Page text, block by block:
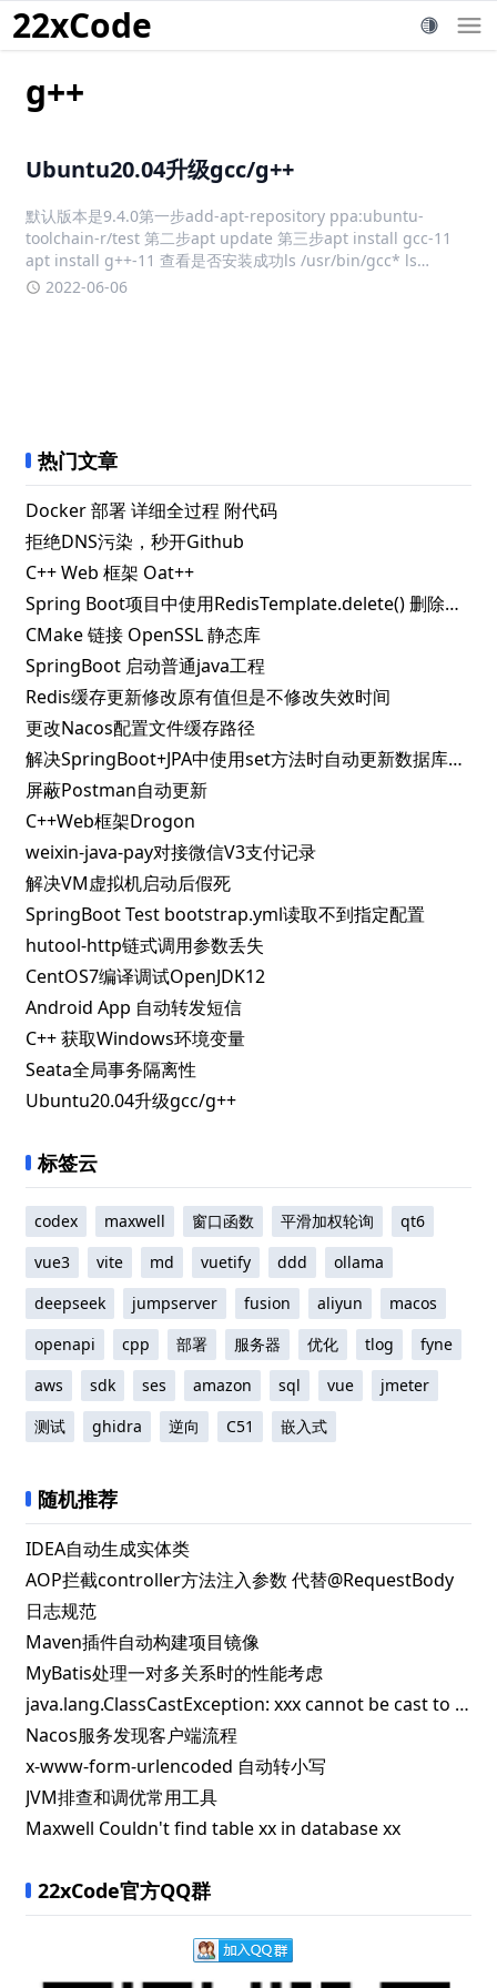
22xCode
g++
Ubuntu20.04升级gcc/g++
默认版本是9.4.0第一步add-apt-repository ppa:ubuntu-
toolchain-r/test 第二步apt update 第三步apt install gcc-11
apt install g++-11 查看是否安装成功ls /usr/bin/gcc* ls
/usr/bi
2022-06-06
热门文章
Docker 部署 详细全过程 附代码
拒绝DNS污染，秒开Github
C++ Web 框架 Oat++
Spring Boot项目中使用RedisTemplate.delete() 删除指定key失败的解决办法
CMake 链接 OpenSSL 静态库
SpringBoot 启动普通java工程
Redis缓存更新修改原有值但是不修改失效时间
更改Nacos配置文件缓存路径
解决SpringBoot+JPA中使用set方法时自动更新数据库问题
屏蔽Postman自动更新
C++Web框架Drogon
weixin-java-pay对接微信V3支付记录
解决VM虚拟机启动后假死
SpringBoot Test bootstrap.yml读取不到指定配置
hutool-http链式调用参数丢失
CentOS7编译调试OpenJDK12
Android App 自动转发短信
C++ 获取Windows环境变量
Seata全局事务隔离性
Ubuntu20.04升级gcc/g++
标签云
codex maxwell 窗口函数 平滑加权轮询
qt6
vue3
vite md vuetify ddd
ollama
deepseek
jumpserver fusion aliyun
macos
openapi
cpp 部署 服务器 优化 tlog
fyne
aws
sdk ses amazon sql vue
jmeter
测试
ghidra 逆向 C51 嵌入式
随机推荐
IDEA自动生成实体类
AOP拦截controller方法注入参数 代替@RequestBody
日志规范
Maven插件自动构建项目镜像
MyBatis处理一对多关系时的性能考虑
java.lang.ClassCastException: xxx cannot be cast to [C
Nacos服务发现客户端流程
x-www-form-urlencoded 自动转小写
JVM排查和调优常用工具
Maxwell Couldn't find table xx in database xx
22xCode官方QQ群